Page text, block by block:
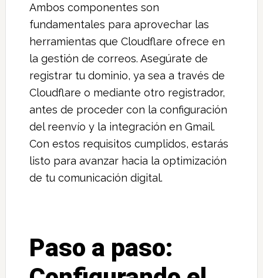
Ambos componentes son
fundamentales para aprovechar las
herramientas que Cloudflare ofrece en
la gestión de correos. Asegúrate de
registrar tu dominio, ya sea a través de
Cloudflare o mediante otro registrador,
antes de proceder con la configuración
del reenvío y la integración en Gmail.
Con estos requisitos cumplidos, estarás
listo para avanzar hacia la optimización
de tu comunicación digital.
Paso a paso: